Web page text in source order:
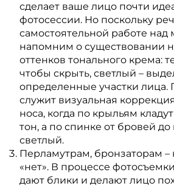
сделает ваше лицо почти
фотосессии. Но поскольку
самостоятельной работе
напомним о существовании
оттенков тонального крема:
чтобы скрыть, светлый –
определенные участки
служит визуальная
носа, когда по крыльям
тон, а по спинке от бровей до
светлый.
Перламутрам, бронзаторам –
«нет». В процессе
дают блики и делают лицо